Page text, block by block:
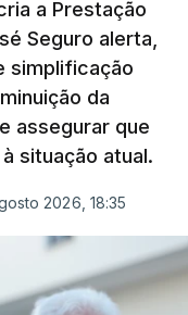
a Prestação
Seguro alerta,
simplificação
da
assegurar que
situação atual.
2026, 18:35